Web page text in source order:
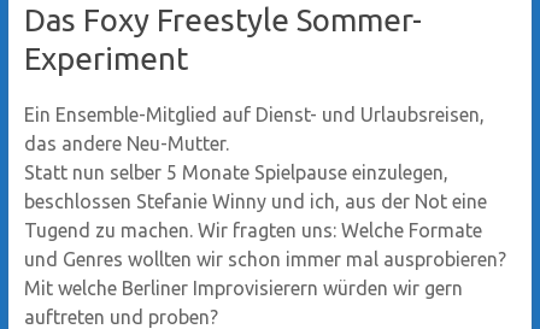
Das Foxy Freestyle Sommer-
Experiment
Ein Ensemble-Mitglied auf Dienst- und Urlaubsreisen,
das andere Neu-Mutter.
Statt nun selber 5 Monate Spielpause einzulegen,
beschlossen Stefanie Winny und ich, aus der Not eine
Tugend zu machen. Wir fragten uns: Welche Formate
und Genres wollten wir schon immer mal ausprobieren?
Mit welche Berliner Improvisierern würden wir gern
auftreten und proben?